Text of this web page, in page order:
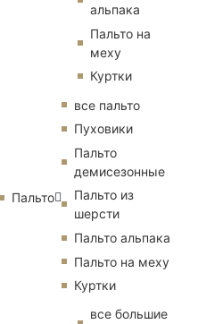
альпака
Пальто на
меху
Куртки
Пальто
все пальто
Пуховики
Пальто
демисезонные
Пальто из
шерсти
Пальто альпака
Пальто на меху
Куртки
все большие